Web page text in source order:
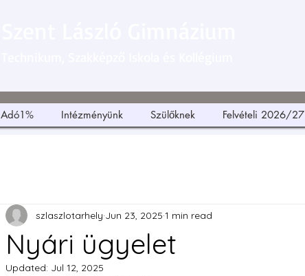
Adó1% Intézményünk Szülőknek Felvételi 2026/27
Nyári ügyelet
szlaszlotarhely Jun 23, 2025 1 min read
Updated: Jul 12, 2025